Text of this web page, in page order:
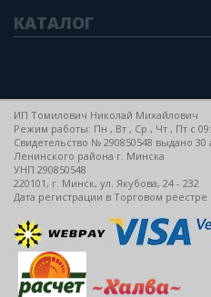
КАТАЛОГ
ИП Томилович Николай Михайлович
Режим работы: Пн , Вт , Ср , Чт , Пт c
Свидетельство № 290850548 выдано
Ленинского района г. Минска
УНП 290850548
220101, г. Минск, ул. Якубова, 24 - 232
Дата регистрации в Торговом реестре